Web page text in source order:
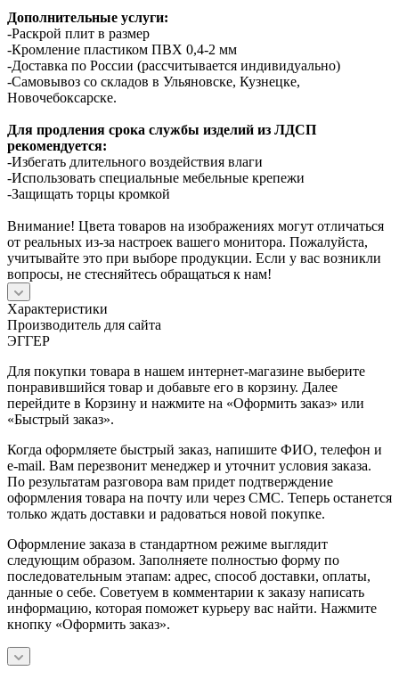
Дополнительные услуги:
-Раскрой плит в размер
-Кромление пластиком ПВХ 0,4-2 мм
-Доставка по России (рассчитывается индивидуально)
-Самовывоз со складов в Ульяновске, Кузнецке,
Новочебоксарске.
Для продления срока службы изделий из ЛДСП
рекомендуется:
-Избегать длительного воздействия влаги
-Использовать специальные мебельные крепежи
-Защищать торцы кромкой
Внимание! Цвета товаров на изображениях могут отличаться
от реальных из-за настроек вашего монитора. Пожалуйста,
учитывайте это при выборе продукции. Если у вас возникли
вопросы, не стесняйтесь обращаться к нам!
Характеристики
Производитель для сайта
ЭГГЕР
Для покупки товара в нашем интернет-магазине выберите
понравившийся товар и добавьте его в корзину. Далее
перейдите в Корзину и нажмите на «Оформить заказ» или
«Быстрый заказ».
Когда оформляете быстрый заказ, напишите ФИО, телефон и
e-mail. Вам перезвонит менеджер и уточнит условия заказа.
По результатам разговора вам придет подтверждение
оформления товара на почту или через СМС. Теперь останется
только ждать доставки и радоваться новой покупке.
Оформление заказа в стандартном режиме выглядит
следующим образом. Заполняете полностью форму по
последовательным этапам: адрес, способ доставки, оплаты,
данные о себе. Советуем в комментарии к заказу написать
информацию, которая поможет курьеру вас найти. Нажмите
кнопку «Оформить заказ».